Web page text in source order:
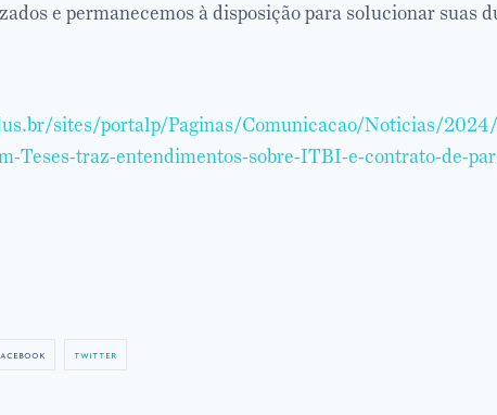
e permanecemos à disposição para solucionar suas
sites/portalp/Paginas/Comunicacao/Noticias/
Teses-traz-entendimentos-sobre-ITBI-e-contrato-de-
twitter